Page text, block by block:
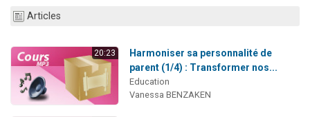
Nathaniel vient de donner son Maasser
6 personnes viennent de faire un don pour 5 enfants déjà orphelins risquent de perdre leur maman
Articles
20:23
Harmoniser sa personnalité de
parent (1/4) : Transformer nos...
Education
Vanessa BENZAKEN